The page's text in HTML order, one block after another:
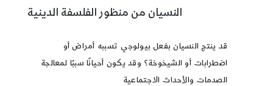
النسيان من منظور الفلسفة الدينية
قد ينتج النسيان بفعل بيولوجي تسببه أمراض أو
اضطرابات أو الشيخوخة؟ وقد يكون أحيانًا سببًا لمعالجة
الصدمات والأحداث الاجتماعية